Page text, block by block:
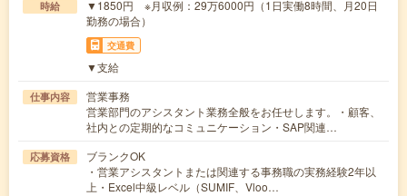
時給
▼1850円 ※月収例：29万6000円（1日実働8時間、月20日
勤務の場合）
交通費
▼支給
仕事内容
営業事務
営業部門のアシスタント業務全般をお任せします。・顧客、
社内との定期的なコミュニケーション・SAP関連…
応募資格
ブランクOK
・営業アシスタントまたは関連する事務職の実務経験2年以
上・Excel中級レベル（SUMIF、Vloo…